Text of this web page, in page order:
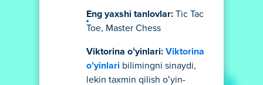
Eng yaxshi tanlovlar: Tic Tac
Toe, Master Chess
Viktorina oʻyinlari: Viktorina
oʻyinlari bilimingni sinaydi,
lekin taxmin qilish oʻyin-